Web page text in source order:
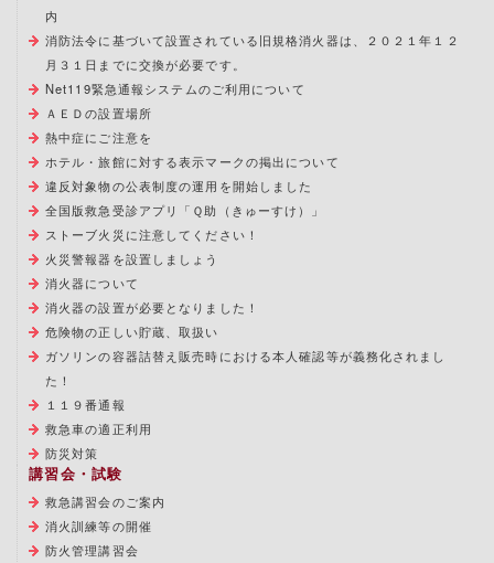
内
消防法令に基づいて設置されている旧規格消火器は、２０２１年１２
月３１日までに交換が必要です。
Net119緊急通報システムのご利用について
ＡＥＤの設置場所
熱中症にご注意を
ホテル・旅館に対する表示マークの掲出について
違反対象物の公表制度の運用を開始しました
全国版救急受診アプリ「Ｑ助（きゅーすけ）」
ストーブ火災に注意してください！
火災警報器を設置しましょう
消火器について
消火器の設置が必要となりました！
危険物の正しい貯蔵、取扱い
ガソリンの容器詰替え販売時における本人確認等が義務化されまし
た！
１１９番通報
救急車の適正利用
防災対策
講習会・試験
救急講習会のご案内
消火訓練等の開催
防火管理講習会